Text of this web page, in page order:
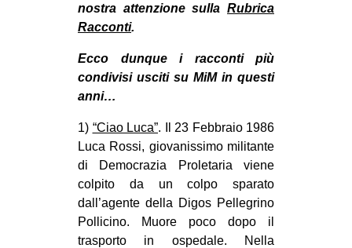
MIGRAZIONI
REPRESSIONE
CULTURE
ARTE
CINEMA
MANIFESTI
MUSICA
nostra attenzione sulla Rubrica
Racconti.
Ecco dunque i racconti più
condivisi usciti su MiM in questi
anni…
1) “Ciao Luca”. Il 23 Febbraio 1986
Luca Rossi, giovanissimo militante
di Democrazia Proletaria viene
colpito da un colpo sparato
dall’agente della Digos Pellegrino
Pollicino. Muore poco dopo il
trasporto in ospedale. Nella